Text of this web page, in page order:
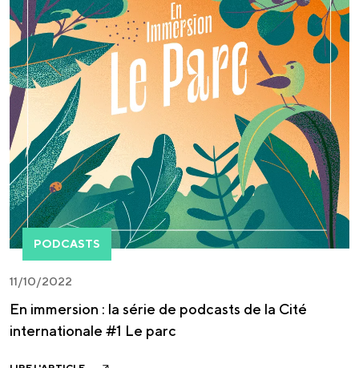
PODCASTS
11/10/2022
En immersion : la série de podcasts de la Cité
internationale #1 Le parc